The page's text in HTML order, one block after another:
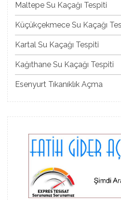
Maltepe Su Kaçağı Tespiti
Küçükçekmece Su Kaçağı
Kartal Su Kaçağı Tespiti
Kağıthane Su Kaçağı Tespiti
Esenyurt Tıkanıklık Açma